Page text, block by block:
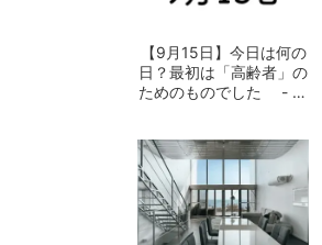
【9月15日】今日は何の
日？最初は「高齢者」の
ためのものでした - お